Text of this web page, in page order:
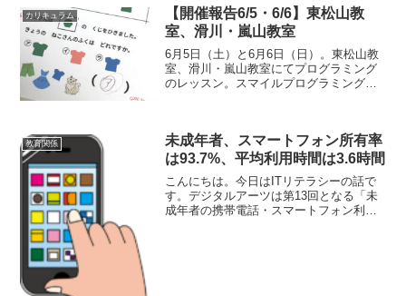
地域一体となってプログラミング教育を
応援する体制が羨...
カリキュラム
【開催報告6/5・6/6】東松山教
室、滑川・嵐山教室
6月5日（土）と6月6日（日）。東松山教
室、滑川・嵐山教室にてプログラミング
のレッスン。スマイルプログラミングキ
起動させています。接...
教育関係
未成年者、スマートフォン所有率
は93.7%、平均利用時間は3.6時間
こんにちは。今日はITリテラシーの話で
す。デジタルアーツは第13回となる「未
成年者の携帯電話・スマートフォン利用